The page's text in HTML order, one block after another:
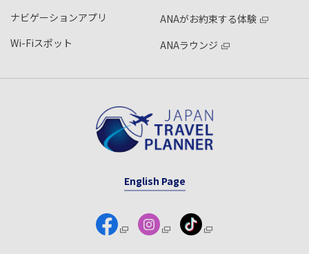
ナビゲーションアプリ
Wi-Fiスポット
ANAがお約束する体験
ANAラウンジ
English Page